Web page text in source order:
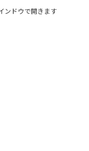
ンドウで開きます